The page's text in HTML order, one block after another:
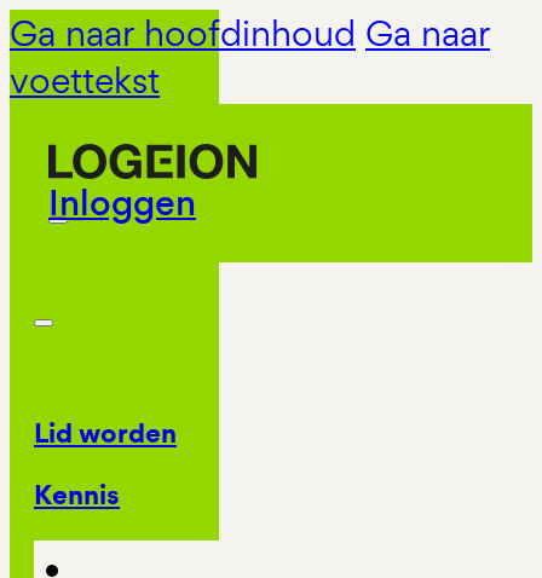
Ga naar hoofdinhoud Ga naar
voettekst
Inloggen
Lid worden
Kennis